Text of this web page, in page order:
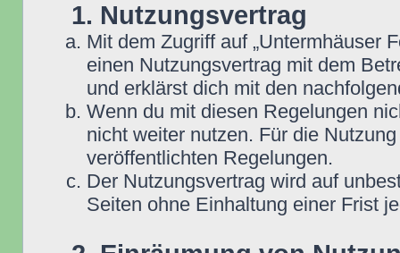
1. Nutzungsvertrag
Mit dem Zugriff auf „Untermhäuser
einen Nutzungsvertrag mit dem
und erklärst dich mit den
Wenn du mit diesen Regelungen
nicht weiter nutzen. Für die
veröffentlichten Regelungen.
Der Nutzungsvertrag wird auf
Seiten ohne Einhaltung einer Frist